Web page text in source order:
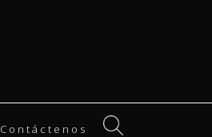
Contáctenos